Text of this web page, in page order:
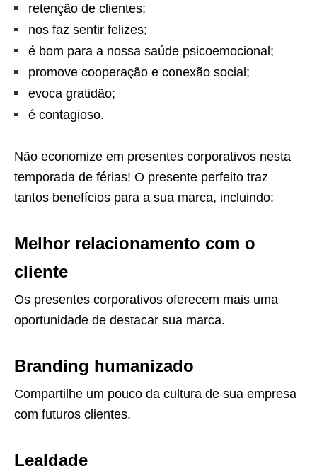
retenção de clientes;
nos faz sentir felizes;
é bom para a nossa saúde psicoemocional;
promove cooperação e conexão social;
evoca gratidão;
é contagioso.
Não economize em presentes corporativos nesta
temporada de férias! O presente perfeito traz
tantos benefícios para a sua marca, incluindo:
Melhor relacionamento com o
cliente
Os presentes corporativos oferecem mais uma
oportunidade de destacar sua marca.
Branding humanizado
Compartilhe um pouco da cultura de sua empresa
com futuros clientes.
Lealdade